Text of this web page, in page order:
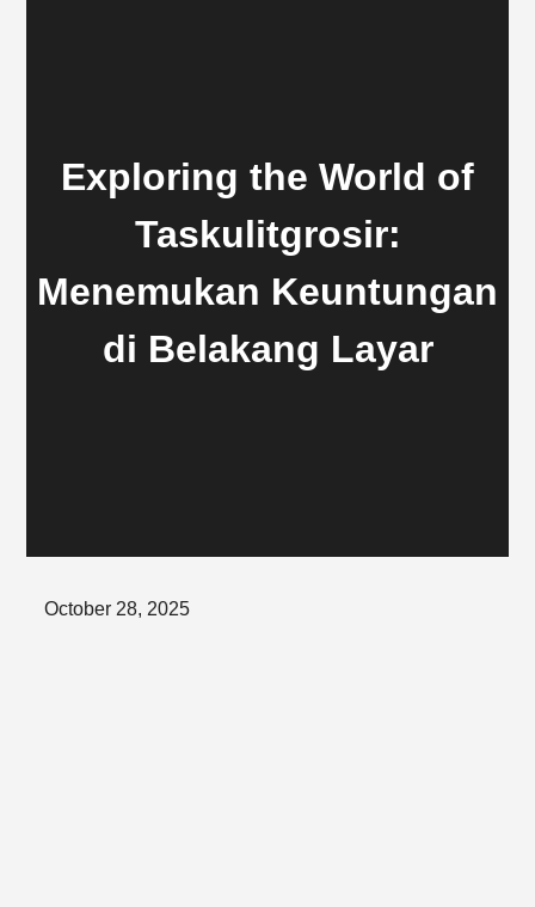
Exploring the World of
Taskulitgrosir:
Menemukan Keuntungan
di Belakang Layar
Posted
October 28, 2025